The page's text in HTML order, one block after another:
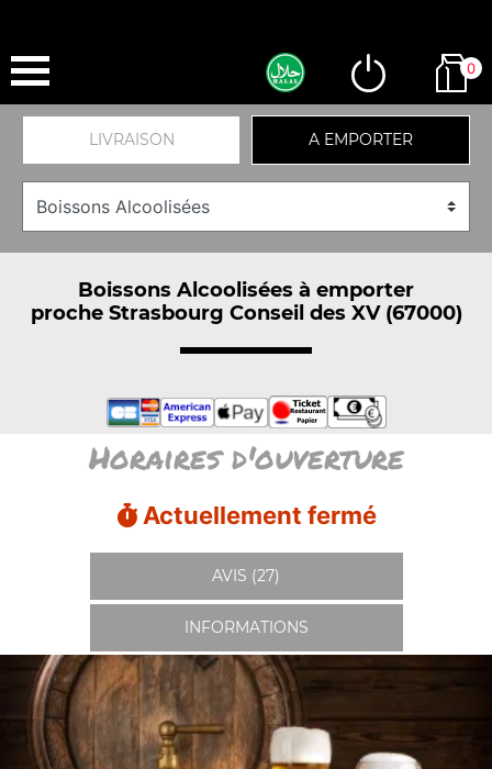
0
LIVRAISON A EMPORTER
Boissons Alcoolisées à emporter
proche Strasbourg Conseil des XV (67000)
Horaires d'ouverture
Actuellement fermé
AVIS (27)
INFORMATIONS